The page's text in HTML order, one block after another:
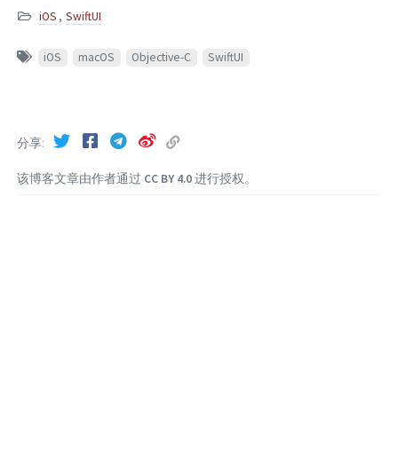
iOS , SwiftUI
iOS macOS Objective-C SwiftUI
该博客文章由作者通过 CC BY 4.0进行授权。
分享